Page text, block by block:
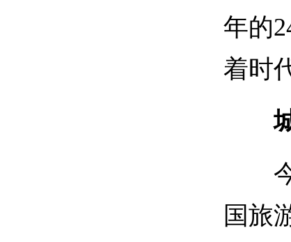
年的
着时
今
国旅